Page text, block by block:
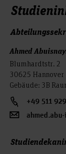
Ahmed
Blumhardtstr. 2
30625 Hannover
Gebäude: 3B
+49 511